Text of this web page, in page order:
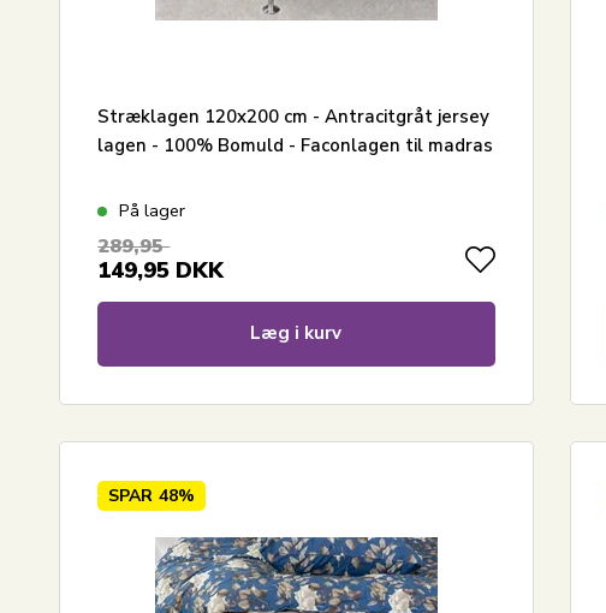
Stræklagen 120x200 cm - Antracitgråt jersey
lagen - 100% Bomuld - Faconlagen til madras
På lager
289,95
149,95 DKK
Læg i kurv
SPAR 48%